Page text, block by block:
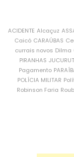
ACIDENTE Alcaçuz
Caicó CARAÚBAS
currais novos Dilma
PIRANHAS
Pagamento
POLÍCIA MILITAR
Robinson Faria